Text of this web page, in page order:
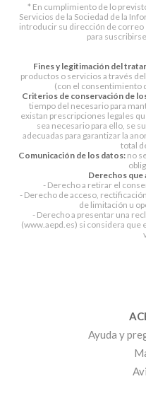
* En cumplimiento de lo
Servicios de la Sociedad de la
introducir su dirección de
para
Fines y legitimación del
productos o servicios a través
(con el consentimiento
Criterios de conservación de
tiempo del necesario para
existan prescripciones legales
sea necesario para ello, se
adecuadas para garantizar la
total
Comunicación de los datos: no
Derechos que
- Derecho a retirar el
- Derecho de acceso,
de limitación u
- Derecho a presentar una
(www.aepd.es) si considera que
Ayuda y